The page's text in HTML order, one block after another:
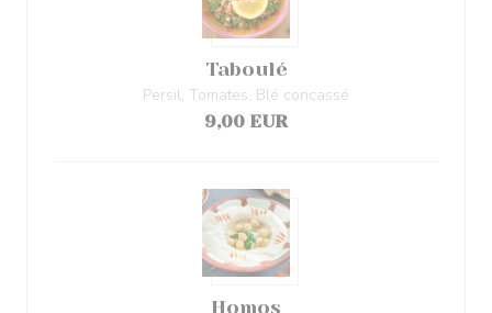
Taboulé
Persil, Tomates, Blé concassé
9,00 EUR
Homos